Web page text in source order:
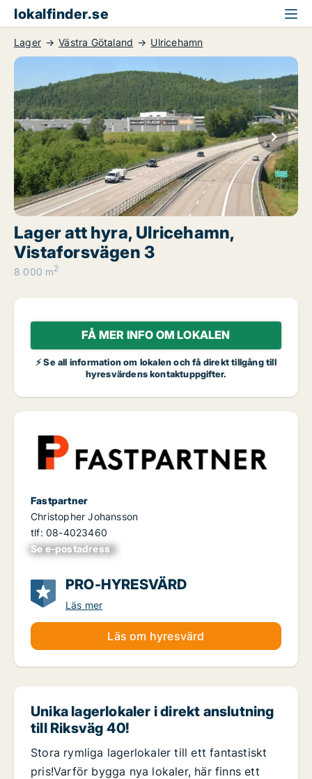
lokalfinder.se
Lager Västra Götaland Ulricehamn
Lager att hyra, Ulricehamn,
Vistaforsvägen 3
8 000 m2
FÅ MER INFO OM LOKALEN
⚡ Se all information om lokalen och få direkt tillgång till
hyresvärdens kontaktuppgifter.
Fastpartner
Christopher Johansson
tlf: 08-4023460
Se e-postadress
xxxxxxxxxxxxxxx
PRO-HYRESVÄRD
Läs mer
Läs om hyresvärd
Unika lagerlokaler i direkt anslutning
till Riksväg 40!
Stora rymliga lagerlokaler till ett fantastiskt
pris!Varför bygga nya lokaler, här finns ett